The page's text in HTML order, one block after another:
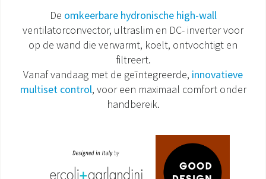
WERELD OS
De omkeerbare hydronische high-wall
ventilatorconvector, ultraslim en DC- inverter voor
op de wand die verwarmt, koelt, ontvochtigt en
filtreert.
Vanaf vandaag met de geïntegreerde, innovatieve
multiset control, voor een maximaal comfort onder
handbereik.